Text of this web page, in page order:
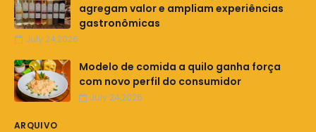
agregam valor e ampliam experiências
gastronômicas
July 24,2026
Modelo de comida a quilo ganha força
com novo perfil do consumidor
July 24,2026
ARQUIVO